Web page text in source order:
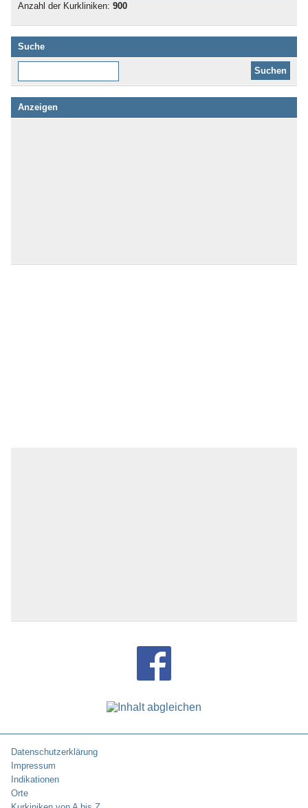
Anzahl der Kurkliniken: 900
Suche
Anzeigen
Datenschutzerklärung
Impressum
Indikationen
Orte